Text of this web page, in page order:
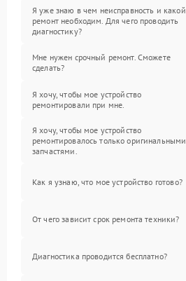
Я уже знаю в чем неисправность и какой
ремонт необходим. Для чего проводить
диагностику?
Мне нужен срочный ремонт. Сможете
сделать?
Я хочу, чтобы мое устройство
ремонтировали при мне.
Я хочу, чтобы мое устройство
ремонтировалось только оригинальными
запчастями.
Как я узнаю, что мое устройство готово?
От чего зависит срок ремонта техники?
Диагностика проводится бесплатно?